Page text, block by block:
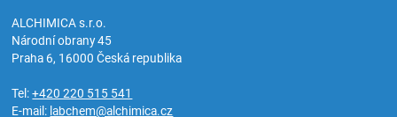
ALCHIMICA s.r.o.
Národní obrany 45
Praha 6, 16000Česká republika
Tel:+420 220 515 541
E-mail: labchem@alchimica.cz